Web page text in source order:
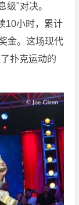
级"对决。
10小时，累计
金。这场现代
扑克运动的